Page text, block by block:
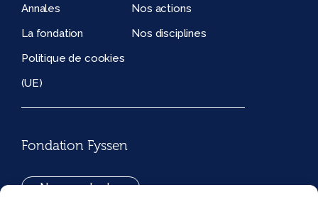
Annales
Nos actions
La fondation
Nos disciplines
Politique de cookies
(UE)
Fondation Fyssen
Nous contacter